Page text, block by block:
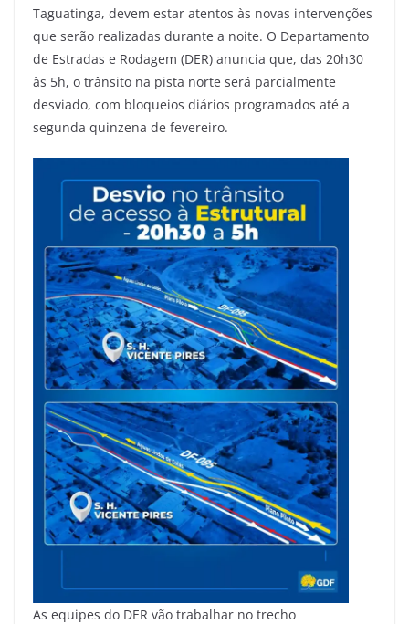
Taguatinga, devem estar atentos às novas intervenções
que serão realizadas durante a noite. O Departamento
de Estradas e Rodagem (DER) anuncia que, das 20h30
às 5h, o trânsito na pista norte será parcialmente
desviado, com bloqueios diários programados até a
segunda quinzena de fevereiro.
As equipes do DER vão trabalhar no trecho